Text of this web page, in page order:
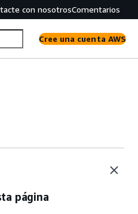
con nosotrosComentarios
Cree una cuenta AWS
página